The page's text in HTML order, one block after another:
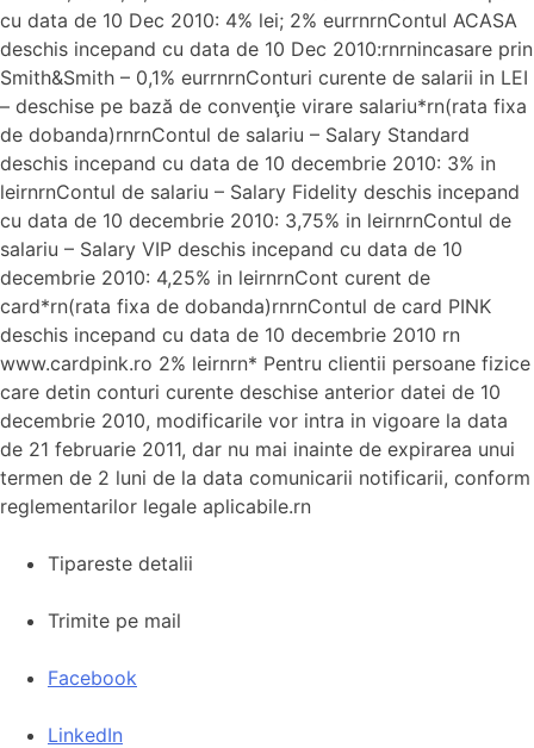
cu data de 10 Dec 2010: 4% lei; 2% eurrnrnContul ACASA
deschis incepand cu data de 10 Dec 2010:rnrnincasare prin
Smith&Smith – 0,1% eurrnrnConturi curente de salarii in LEI
– deschise pe bază de convenţie virare salariu*rn(rata fixa
de dobanda)rnrnContul de salariu – Salary Standard
deschis incepand cu data de 10 decembrie 2010: 3% in
leirnrnContul de salariu – Salary Fidelity deschis incepand
cu data de 10 decembrie 2010: 3,75% in leirnrnContul de
salariu – Salary VIP deschis incepand cu data de 10
decembrie 2010: 4,25% in leirnrnCont curent de
card*rn(rata fixa de dobanda)rnrnContul de card PINK
deschis incepand cu data de 10 decembrie 2010 rn
www.cardpink.ro 2% leirnrn* Pentru clientii persoane fizice
care detin conturi curente deschise anterior datei de 10
decembrie 2010, modificarile vor intra in vigoare la data
de 21 februarie 2011, dar nu mai inainte de expirarea unui
termen de 2 luni de la data comunicarii notificarii, conform
reglementarilor legale aplicabile.rn
Tipareste detalii
Trimite pe mail
Facebook
LinkedIn